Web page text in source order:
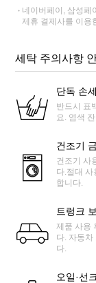
네이버페이, 삼성페
제휴 결제사를 이용
세탁 주의사항
단독 손
반드시 표
요. 염색
건조기
건조기 사
다.절대
합니다.
트렁크
제품 사용
다. 자동차
다.
오일·선